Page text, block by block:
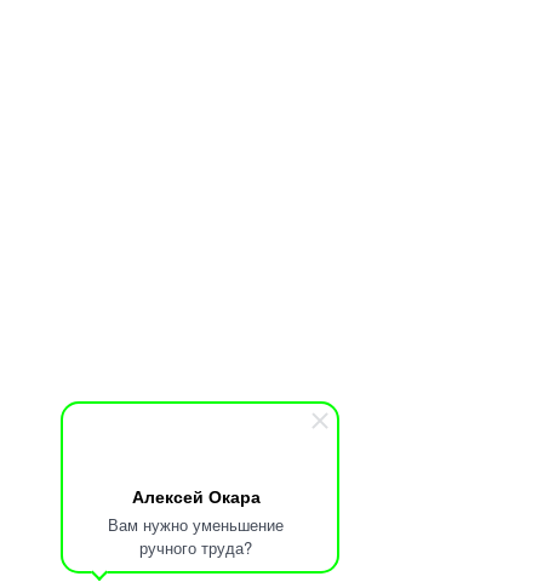
Алексей Окара
Вам нужно уменьшение
ручного труда?